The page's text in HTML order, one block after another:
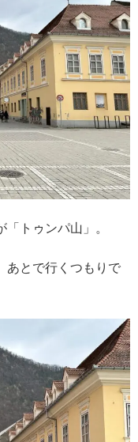
トゥンパ山」。
あとで行くつもりで